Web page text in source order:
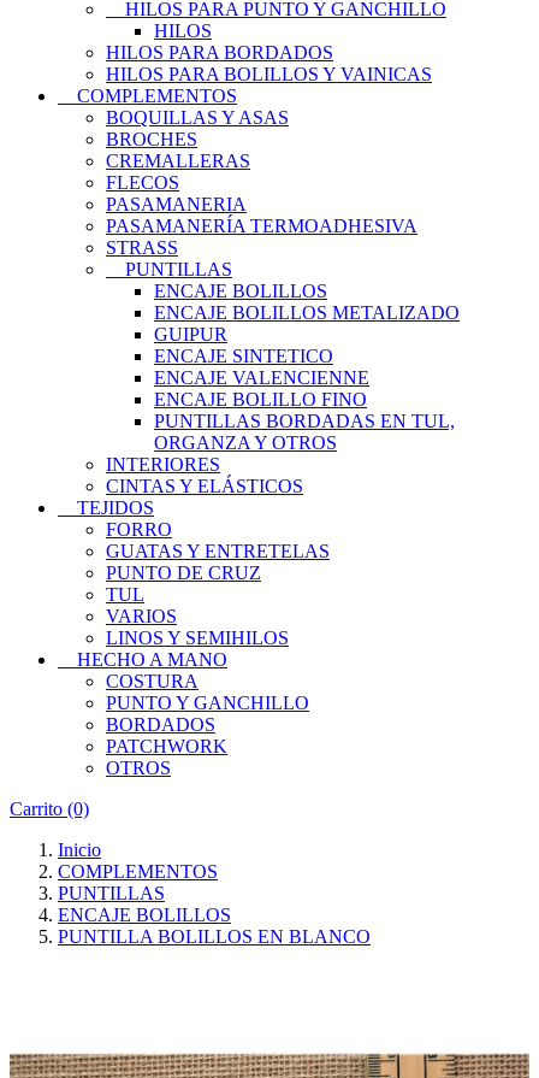
HILOS PARA PUNTO Y GANCHILLO
HILOS
HILOS PARA BORDADOS
HILOS PARA BOLILLOS Y VAINICAS
COMPLEMENTOS
BOQUILLAS Y ASAS
BROCHES
CREMALLERAS
FLECOS
PASAMANERIA
PASAMANERÍA TERMOADHESIVA
STRASS
PUNTILLAS
ENCAJE BOLILLOS
ENCAJE BOLILLOS METALIZADO
GUIPUR
ENCAJE SINTETICO
ENCAJE VALENCIENNE
ENCAJE BOLILLO FINO
PUNTILLAS BORDADAS EN TUL,
ORGANZA Y OTROS
INTERIORES
CINTAS Y ELÁSTICOS
TEJIDOS
FORRO
GUATAS Y ENTRETELAS
PUNTO DE CRUZ
TUL
VARIOS
LINOS Y SEMIHILOS
HECHO A MANO
COSTURA
PUNTO Y GANCHILLO
BORDADOS
PATCHWORK
OTROS
Carrito (0)
Inicio
COMPLEMENTOS
PUNTILLAS
ENCAJE BOLILLOS
PUNTILLA BOLILLOS EN BLANCO